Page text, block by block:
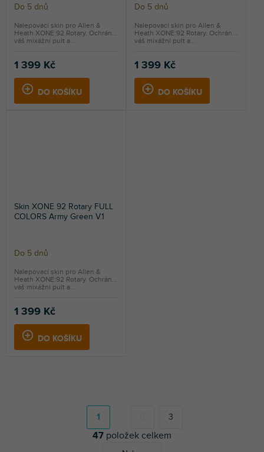
Do 5 dnů
1 399 Kč
DO KOŠÍKU
Nalepovací skin pro Allen &
Heath XONE:92 Rotary. Ochrání
váš mixážní pult a...
Do 5 dnů
1 399 Kč
DO KOŠÍKU
Nalepovací skin pro Allen &
Heath XONE:92 Rotary. Ochrání
váš mixážní pult a...
Skin XONE 92 Rotary FULL
COLORS Army Green V.1
Do 5 dnů
1 399 Kč
DO KOŠÍKU
Nalepovací skin pro Allen &
Heath XONE:92 Rotary. Ochrání
váš mixážní pult a...
n
1 3
47 položek celkem